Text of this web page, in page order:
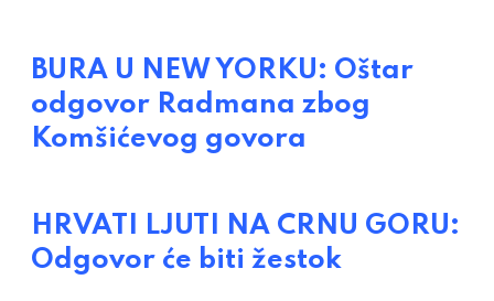
BURA U NEW YORKU: Oštar
odgovor Radmana zbog
Komšićevog govora
HRVATI LJUTI NA CRNU GORU:
Odgovor će biti žestok